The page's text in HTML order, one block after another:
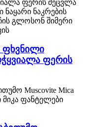
ფხვნილი
ფერის